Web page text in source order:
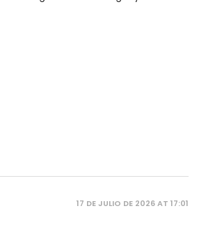
17 DE JULIO DE 2026 AT 17:01